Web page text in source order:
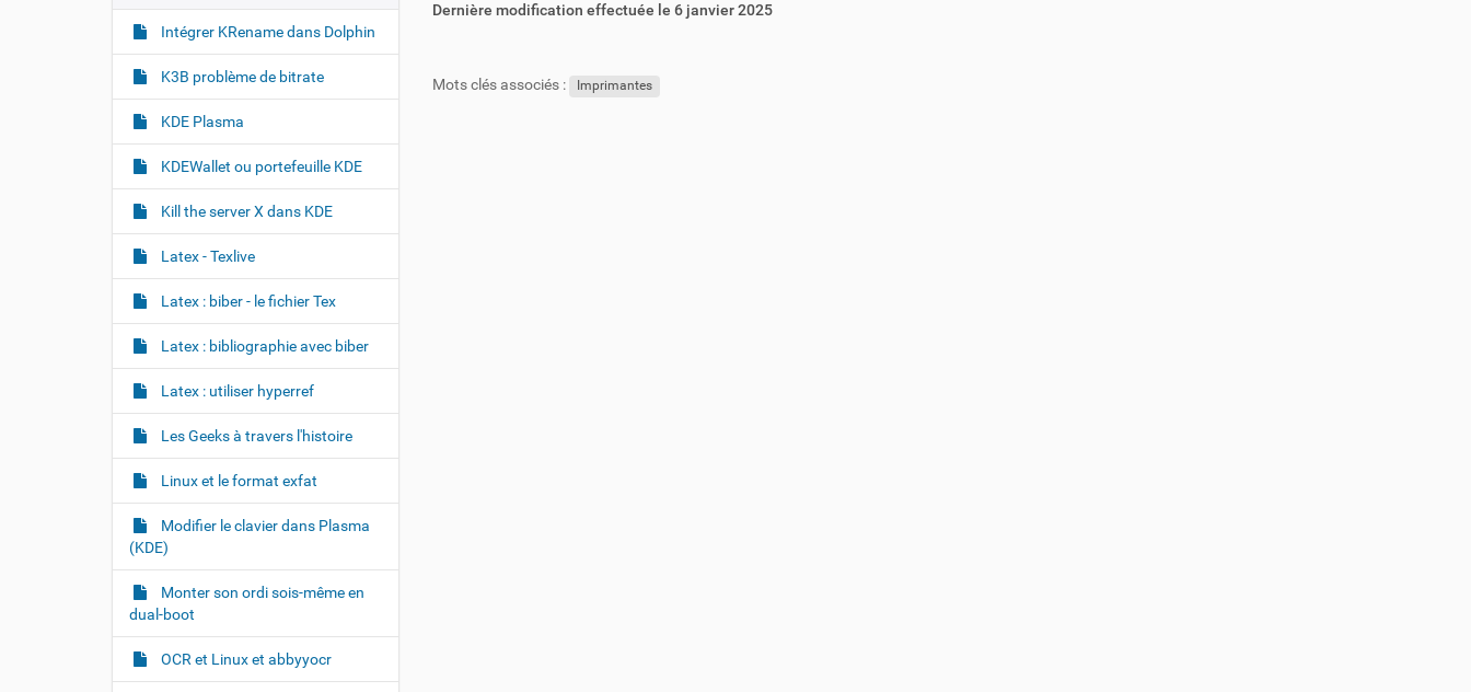
Dernière modification effectuée le 6 janvier 2025
Mots clés associés : Imprimantes
Intégrer KRename dans Dolphin
K3B problème de bitrate
KDE Plasma
KDEWallet ou portefeuille KDE
Kill the server X dans KDE
Latex - Texlive
Latex : biber - le fichier Tex
Latex : bibliographie avec biber
Latex : utiliser hyperref
Les Geeks à travers l'histoire
Linux et le format exfat
Modifier le clavier dans Plasma
(KDE)
Monter son ordi sois-même en
dual-boot
OCR et Linux et abbyyocr